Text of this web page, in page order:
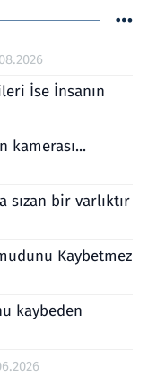
İse İnsanın
kamerası...
sızan bir varlıktır
Kaybetmez
kaybeden